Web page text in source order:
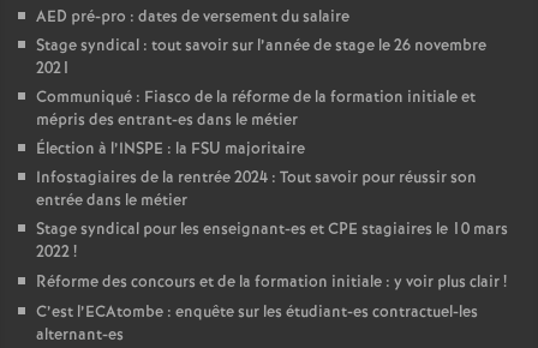
AED pré-pro : dates de versement du salaire
Stage syndical : tout savoir sur l’année de stage le 26 novembre
2021
Communiqué : Fiasco de la réforme de la formation initiale et
mépris des entrant-es dans le métier
Élection à l’INSPE : la FSU majoritaire
Infostagiaires de la rentrée 2024 : Tout savoir pour réussir son
entrée dans le métier
Stage syndical pour les enseignant-es etCPE stagiaires le 10 mars
2022!
Réforme des concours et de la formation initiale : y voir plus clair!
C’est l’ECAtombe : enquête sur les étudiant-es contractuel-les
alternant-es